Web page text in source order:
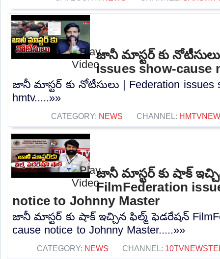
జానీ మాస్టర్ కు
issues show-cause
జానీ మాస్టర్ కు నోటీసులు | Federation issues
hmtv.....»»
CATEGORY: NEWS CHANNEL:
జానీ మాస్టర్ కు షాక్
FilmFederation
notice to Johnny Master
జానీ మాస్టర్ కు షాక్ ఇచ్చిన ఫిల్మ్ ఫెడరేషన్
cause notice to Johnny Master.....»»
CATEGORY: NEWS CHANNEL: